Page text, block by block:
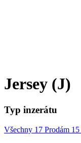
Jersey (J)
Typ inzerátu
Všechny 17 Prodám 15